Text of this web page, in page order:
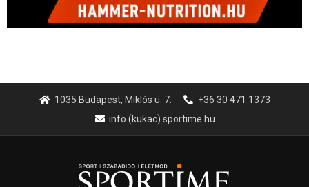
1035 Budapest, Miklós u. 7.
+36 30 471 1373
info (kukac) sportime.hu